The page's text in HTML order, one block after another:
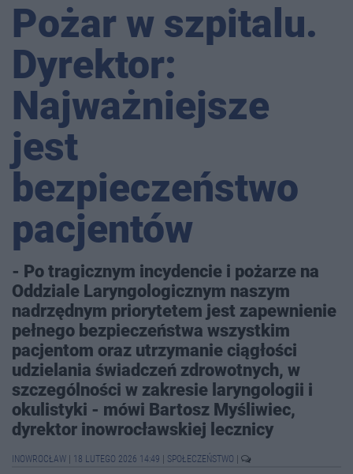
Pożar w szpitalu.
Dyrektor:
Najważniejsze
jest
bezpieczeństwo
pacjentów
- Po tragicznym incydencie i pożarze na
Oddziale Laryngologicznym naszym
nadrzędnym priorytetem jest zapewnienie
pełnego bezpieczeństwa wszystkim
pacjentom oraz utrzymanie ciągłości
udzielania świadczeń zdrowotnych, w
szczególności w zakresie laryngologii i
okulistyki - mówi Bartosz Myśliwiec,
dyrektor inowrocławskiej lecznicy
INOWROCŁAW 18 LUTEGO 2026 14:49 SPOŁECZEŃSTWO